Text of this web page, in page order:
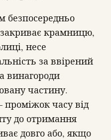
безпосередньо
закриває крамницю,
несе
за ввірений
винагороди
частину.
часу від
до отримання
довго або, якщо